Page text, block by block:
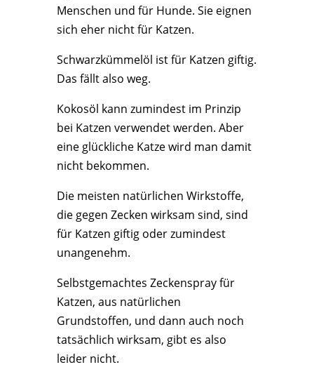
Menschen und für Hunde. Sie eignen
sich eher nicht für Katzen.
Schwarzkümmelöl ist für Katzen giftig.
Das fällt also weg.
Kokosöl kann zumindest im Prinzip
bei Katzen verwendet werden. Aber
eine glückliche Katze wird man damit
nicht bekommen.
Die meisten natürlichen Wirkstoffe,
die gegen Zecken wirksam sind, sind
für Katzen giftig oder zumindest
unangenehm.
Selbstgemachtes Zeckenspray für
Katzen, aus natürlichen
Grundstoffen, und dann auch noch
tatsächlich wirksam, gibt es also
leider nicht.